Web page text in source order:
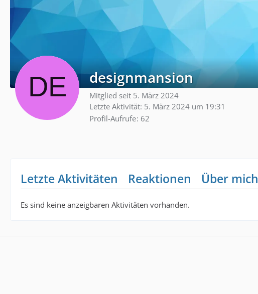
designmansion
Mitglied seit 5. März 2024
Letzte Aktivität: 5. März 2024 um 19:31
Profil-Aufrufe 62
Letzte Aktivitäten Reaktionen Über mich
Es sind keine anzeigbaren Aktivitäten vorhanden.